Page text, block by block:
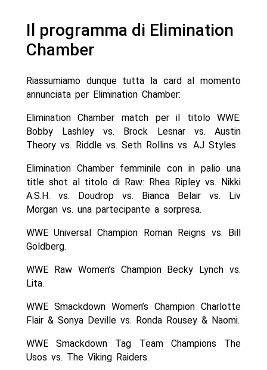
Il programma di Elimination
Chamber
Riassumiamo dunque tutta la card al momento
annunciata per Elimination Chamber:
Elimination Chamber match per il titolo WWE:
Bobby Lashley vs. Brock Lesnar vs. Austin
Theory vs. Riddle vs. Seth Rollins vs. AJ Styles
Elimination Chamber femminile con in palio una
title shot al titolo di Raw: Rhea Ripley vs. Nikki
A.S.H. vs. Doudrop vs. Bianca Belair vs. Liv
Morgan vs. una partecipante a sorpresa.
WWE Universal Champion Roman Reigns vs. Bill
Goldberg.
WWE Raw Women’s Champion Becky Lynch vs.
Lita.
WWE Smackdown Women’s Champion Charlotte
Flair & Sonya Deville vs. Ronda Rousey & Naomi.
WWE Smackdown Tag Team Champions The
Usos vs. The Viking Raiders.